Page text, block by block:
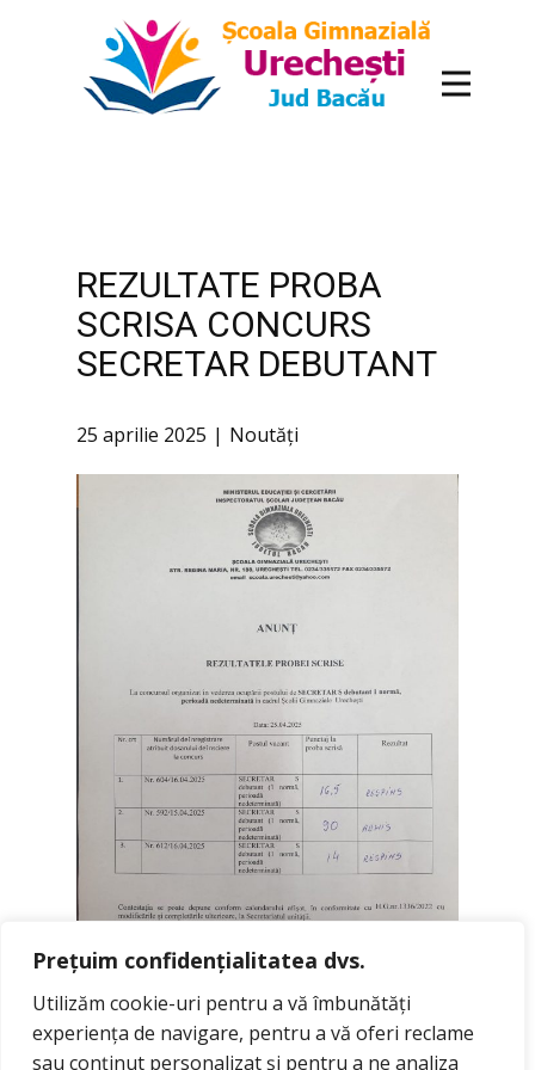
Prețuim confidențialitatea dvs.
Utilizăm cookie-uri pentru a vă îmbunătăți
experiența de navigare, pentru a vă oferi reclame
sau conținut personalizat și pentru a ne analiza
REZULTATE PROBA
SCRISA CONCURS
SECRETAR DEBUTANT
25 aprilie 2025 Noutăți